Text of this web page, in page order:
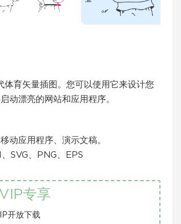
体育矢量插图。您可以使用它来设计您
动漂亮的网站和应用程序。
动应用程序、演示文稿。
SVG、PNG、EPS
VIP专享
开放下载